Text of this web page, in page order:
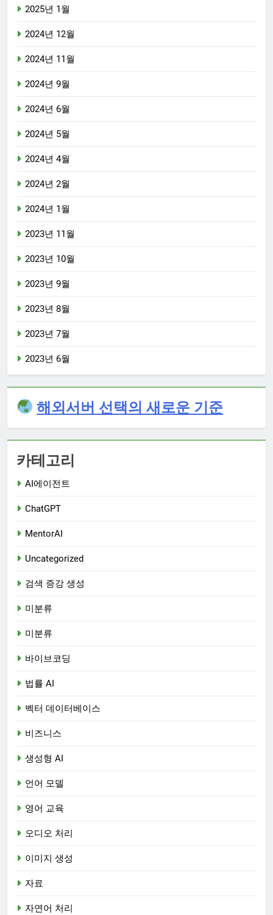
2025년 1월
2024년 12월
2024년 11월
2024년 9월
2024년 6월
2024년 5월
2024년 4월
2024년 2월
2024년 1월
2023년 11월
2023년 10월
2023년 9월
2023년 8월
2023년 7월
2023년 6월
해외서버 선택의 새로운 기준
카테고리
AI에이전트
ChatGPT
MentorAI
Uncategorized
검색 증강 생성
미분류
미분류
바이브코딩
법률 AI
벡터 데이터베이스
비즈니스
생성형 AI
언어 모델
영어 교육
오디오 처리
이미지 생성
자료
자연어 처리